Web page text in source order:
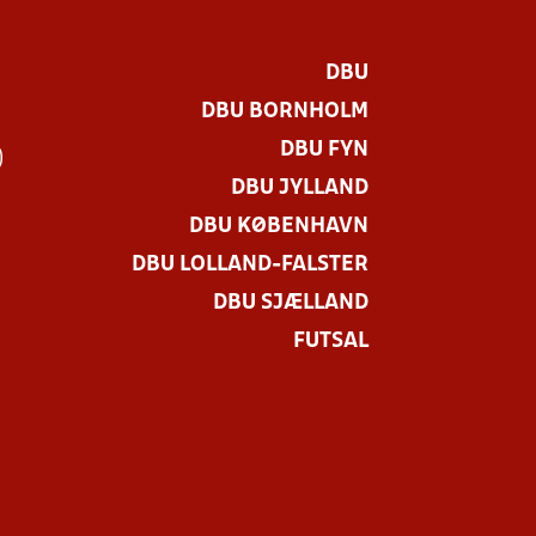
DBU
DBU BORNHOLM
DBU FYN
DBU JYLLAND
DBU KØBENHAVN
DBU LOLLAND-FALSTER
DBU SJÆLLAND
FUTSAL